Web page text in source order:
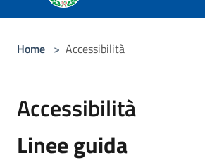
Home > Accessibilità
Accessibilità
Linee guida